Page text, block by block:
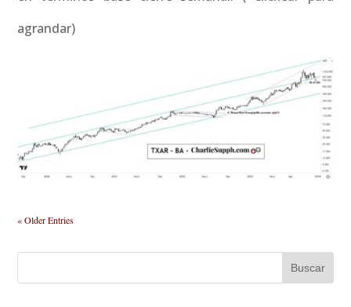
agrandar)
« Older Entries